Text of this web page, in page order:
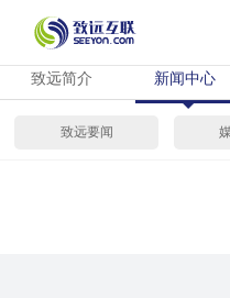
首页>了解致远> 新闻中心
致远简介 新闻中心
致远要闻